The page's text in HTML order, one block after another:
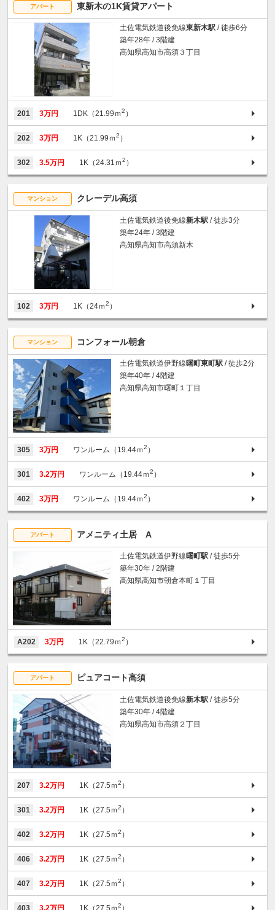
アパート 東新木の1K賃貸アパート
土佐電気鉄道後免線東新木駅 / 徒歩6分
築年28年 / 3階建
高知県高知市高須３丁目
201 3万円 1DK（21.99ｍ2 ）
202 3万円 1K（21.99ｍ2 ）
302 3.5万円 1K（24.31ｍ2 ）
マンション クレーデル高須
土佐電気鉄道後免線新木駅 / 徒歩3分
築年24年 / 3階建
高知県高知市高須新木
102 3万円 1K（24ｍ2 ）
マンション コンフォール朝倉
土佐電気鉄道伊野線曙町東町駅 / 徒歩2分
築年40年 / 4階建
高知県高知市曙町１丁目
305 3万円 ワンルーム（19.44ｍ2 ）
301 3.2万円 ワンルーム（19.44ｍ2 ）
402 3万円 ワンルーム（19.44ｍ2 ）
アパート アメニティ土居 A
土佐電気鉄道伊野線曙町駅 / 徒歩5分
築年30年 / 2階建
高知県高知市朝倉本町１丁目
A202 3万円 1K（22.79ｍ2 ）
アパート ピュアコート高須
土佐電気鉄道後免線新木駅 / 徒歩5分
築年30年 / 4階建
高知県高知市高須２丁目
207 3.2万円 1K（27.5ｍ2 ）
301 3.2万円 1K（27.5ｍ2 ）
402 3.2万円 1K（27.5ｍ2 ）
406 3.2万円 1K（27.5ｍ2 ）
407 3.2万円 1K（27.5ｍ2 ）
403 3.2万円 1K（27.5ｍ2 ）